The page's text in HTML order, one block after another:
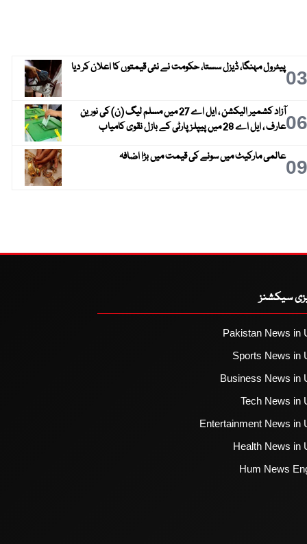
03پیٹرول مہنگا، ڈیزل سستا، حکومت نے نئی قیمتوں کا اعلان کر دیا
06
آزاد کشمیر الیکشن ، ایل اے 27 میں مسلم لیگ (ن) کی نورین
عارف ، ایل اے 28 میں پیپلز پارٹی کے بازل نقوی کامیاب
09عالمی مارکیٹ میں سونے کی قیمت میں بڑا اضافہ
سیکشنز
Pakistan News in
Sports News in
Business News in
Tech News in
Entertainment News in
Health News in
Hum News